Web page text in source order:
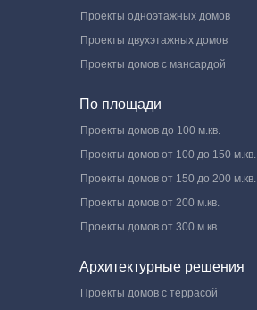
Проекты одноэтажных домов
Проекты двухэтажных домов
Проекты домов с мансардой
По площади
Проекты домов до 100 м.кв.
Проекты домов от 100 до 150 м.кв.
Проекты домов от 150 до 200 м.кв.
Проекты домов от 200 м.кв.
Проекты домов от 300 м.кв.
Архитектурные решения
Проекты домов с террасой